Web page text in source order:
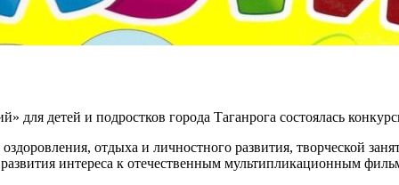
детей и подростков города Таганрога состоялась
отдыха и личностного развития, творческой
интереса к отечественным мультипликационным